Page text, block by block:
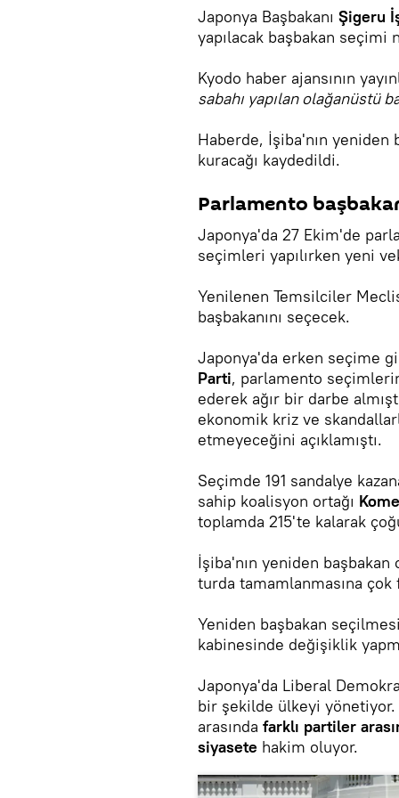
Japonya Başbakanı Şigeru
yapılacak başbakan seçimi
Kyodo haber ajansının
sabahı yapılan olağanüstü
Haberde, İşiba'nın
kuracağı kaydedildi.
Parlamento
Japonya'da 27 Ekim'de
seçimleri yapılırken yeni
Yenilenen Temsilciler
başbakanını seçecek.
Japonya'da erken seçime
Parti, parlamento
ederek ağır bir darbe
ekonomik kriz ve
etmeyeceğini açıklamıştı.
Seçimde 191 sandalye
sahip koalisyon ortağı
toplamda 215'te kalarak
İşiba'nın yeniden
turda tamamlanmasına
Yeniden başbakan
kabinesinde değişiklik
Japonya'da Liberal
bir şekilde ülkeyi
arasında farklı partiler
siyasete hakim oluyor.